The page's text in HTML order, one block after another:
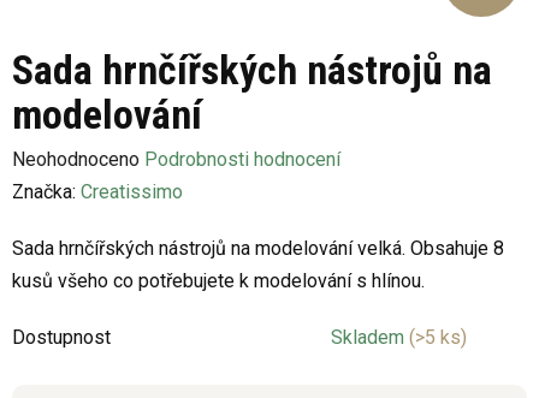
Sada hrnčířských nástrojů na
modelování
Průměrné
hodnocení
je
0,0
Neohodnoceno Podrobnosti hodnocení
Značka: Creatissimo
Sada hrnčířských nástrojů na modelování velká. Obsahuje 8
kusů všeho co potřebujete k modelování s hlínou.
Dostupnost Skladem (>5 ks)